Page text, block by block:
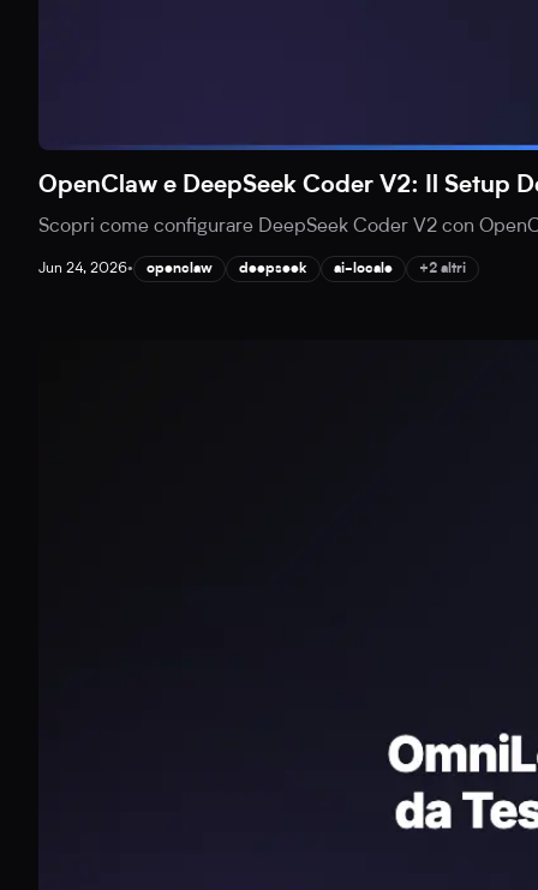
OpenClaw e DeepSeek Coder V2: Il Setup
Scopri come configurare DeepSeek Coder V2 con
Jun 24, 2026• openclaw deepseek ai-locale +2 altri